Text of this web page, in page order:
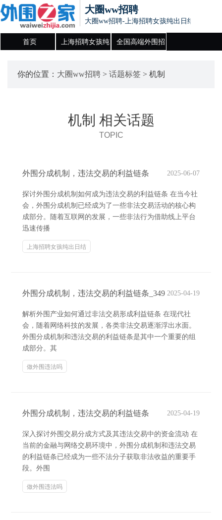
大圈ww招聘
大圈ww招聘-上海招聘女孩纯出日结,全国高
首页 上海招聘女孩纯 全国高端外围招
你的位置： 大圈ww招聘 > 话题标签 > 机制
机制 相关话题
TOPIC
外围分成机制，违法交易的利益链条 2025-06-07
探讨外围分成机制如何成为违法交易的利益链条 在当今社
会，外围分成机制已经成为了一些非法交易活动的核心构
成部分。随着互联网的发展，一些非法行为借助线上平台
迅速传播
上海招聘女孩纯出日结
外围分成机制，违法交易的利益链条_349 2025-04-19
解析外围产业如何通过非法交易形成利益链条 在现代社
会，随着网络科技的发展，各类非法交易逐渐浮出水面。
外围分成机制和违法交易的利益链条是其中一个重要的组
成部分。其
做外围违法吗
外围分成机制，违法交易的利益链条 2025-04-19
深入探讨外围交易分成方式及其违法交易中的资金流动 在
当前的金融与网络交易环境中，外围分成机制和违法交易
的利益链条已经成为一些不法分子获取非法收益的重要手
段。外围
做外围违法吗